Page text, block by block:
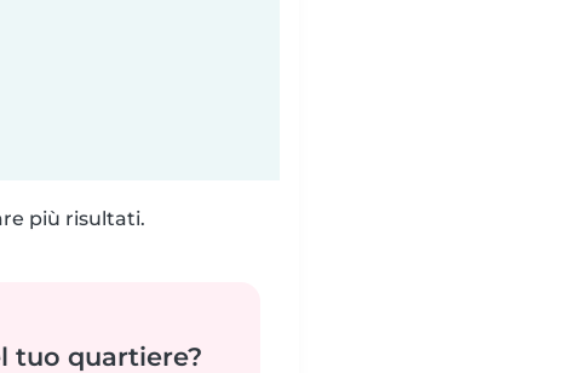
più risultati.
tuo quartiere?